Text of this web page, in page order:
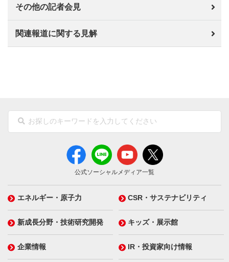
その他の記者会見
関連報道に関する見解
公式ソーシャルメディア一覧
エネルギー・原子力 CSR・サステナビリティ
新成長分野・技術研究開発 キッズ・展示館
企業情報 IR・投資家向け情報